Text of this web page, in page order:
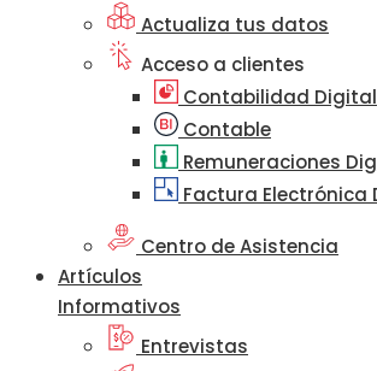
Actualiza tus datos
Acceso a clientes
Contabilidad Digital
Contable
Remuneraciones
Factura Electrónica
Centro de Asistencia
Artículos
Informativos
Entrevistas